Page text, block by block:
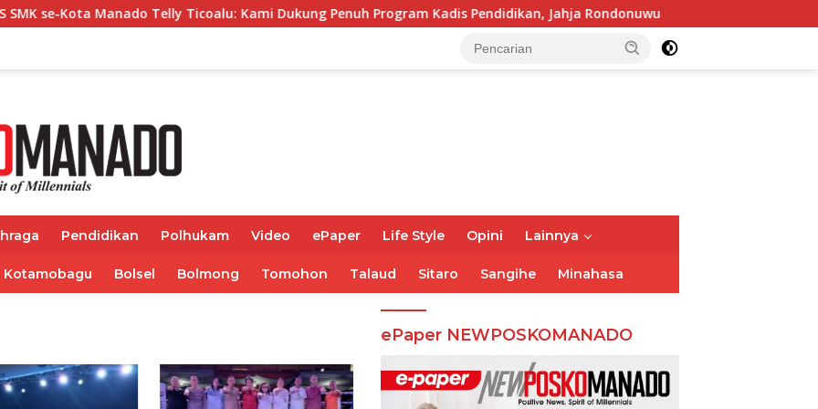
Manado Telly Ticoalu: Kami Dukung Penuh Program Kadis Pendidikan, Jahja Rondonuwu Jelang Puncak TIFF 2026,
Pendidikan Polhukam Video ePaper Life Style Opini Lainnya
Kotamobagu Bolsel Bolmong Tomohon Talaud Sitaro Sangihe Minahasa
ePaper NEWPOSKOMANADO